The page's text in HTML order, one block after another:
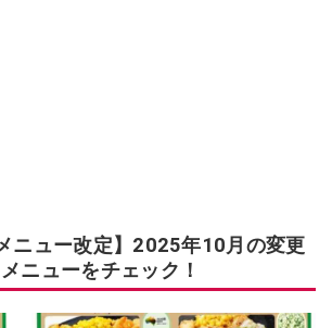
ニュー改定】2025年10月の変更
ニューをチェック！